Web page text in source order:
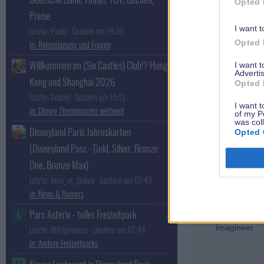
I want
Opted
I want
Opted
I want
of my
was
Opted
Imagineer
Preise
Letzte: Pachi Gestern um 16:30
Reiseplanung und Fragen
Willkommen im (Six Castles) Club!? Hong
Kong und Shanghai 2026
Letzte: Andrej Gestern um 10:13
Disney Themenparks weltweit
Disneyland Paris Jahreskarten
(Disneyland Pass - Gold, Silver, Bronze
One, Bronze Max)
Letzte: bees_at_disney Gestern um 07:49
News & Rumors
L Parc Asterix - toller Freizeitpark
Letzte: littelprincess Gestern um 07:44
Andere Freizeitparks